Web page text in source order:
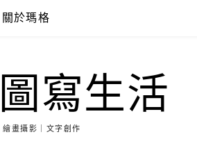
關於瑪格
寫生活
繪畫攝影｜文字創作